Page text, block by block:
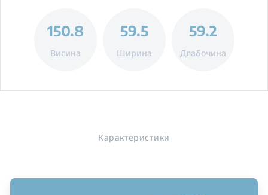
150.8
Висина
59.5
Ширина
59.2
Длабочина
Карактеристики